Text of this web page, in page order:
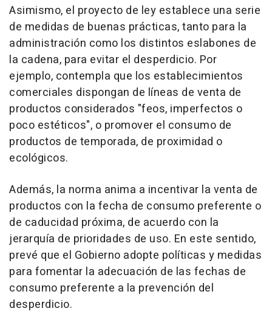
Asimismo, el proyecto de ley establece una serie
de medidas de buenas prácticas, tanto para la
administración como los distintos eslabones de
la cadena, para evitar el desperdicio. Por
ejemplo, contempla que los establecimientos
comerciales dispongan de líneas de venta de
productos considerados "feos, imperfectos o
poco estéticos", o promover el consumo de
productos de temporada, de proximidad o
ecológicos.
Además, la norma anima a incentivar la venta de
productos con la fecha de consumo preferente o
de caducidad próxima, de acuerdo con la
jerarquía de prioridades de uso. En este sentido,
prevé que el Gobierno adopte políticas y medidas
para fomentar la adecuación de las fechas de
consumo preferente a la prevención del
desperdicio.